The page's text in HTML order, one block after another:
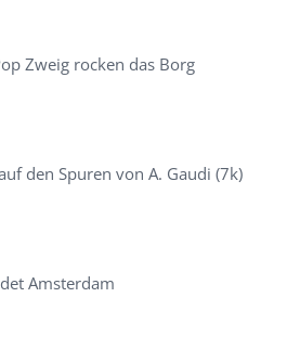
Zweig rocken das Borg
den Spuren von A. Gaudi (7k)
Amsterdam